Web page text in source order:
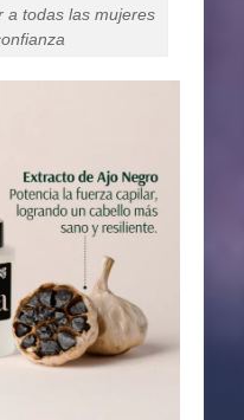
a todas las mujeres